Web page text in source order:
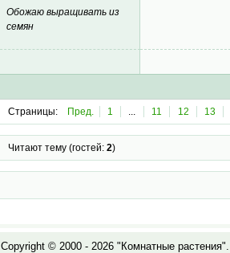
Обожаю выращивать из
семян
Страницы: Пред. 1 ... 11 12 13
Читают тему (гостей: 2)
Copyright © 2000 - 2026 "Комнатные растения".